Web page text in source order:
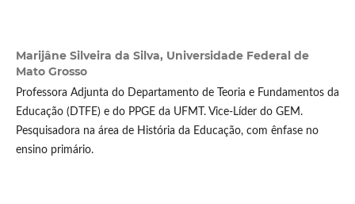
Marijâne Silveira da Silva, Universidade Federal de
Mato Grosso
Professora Adjunta do Departamento de Teoria e Fundamentos da
Educação (DTFE) e do PPGE da UFMT. Vice-Líder do GEM.
Pesquisadora na área de História da Educação, com ênfase no
ensino primário.